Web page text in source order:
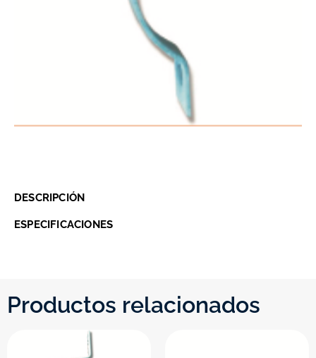
DESCRIPCIÓN
ESPECIFICACIONES
Productos relacionados